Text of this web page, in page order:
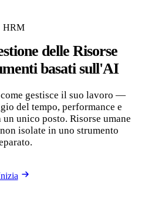
HRM
delle Risorse
basati sull'AI
come gestisce il suo lavoro —
del tempo, performance e
unico posto. Risorse umane
isolate in uno strumento